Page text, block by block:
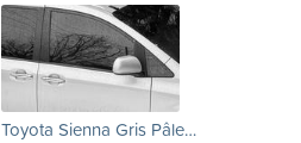
Toyota Sienna Gris Pâle…